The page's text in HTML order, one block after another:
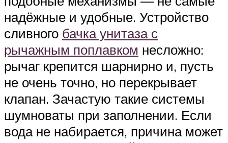
надёжные и удобные. Устройство
сливного бачка унитаза с
рычажным поплавком несложно:
рычаг крепится шарнирно и, пусть
не очень точно, но перекрывает
клапан. Зачастую такие системы
шумноваты при заполнении. Если
вода не набирается, причина может